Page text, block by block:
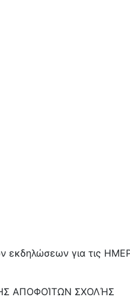
εκδηλώσεων για τις
ΑΠΟΦΟΊΤΩΝ ΣΧΟΛΉΣ